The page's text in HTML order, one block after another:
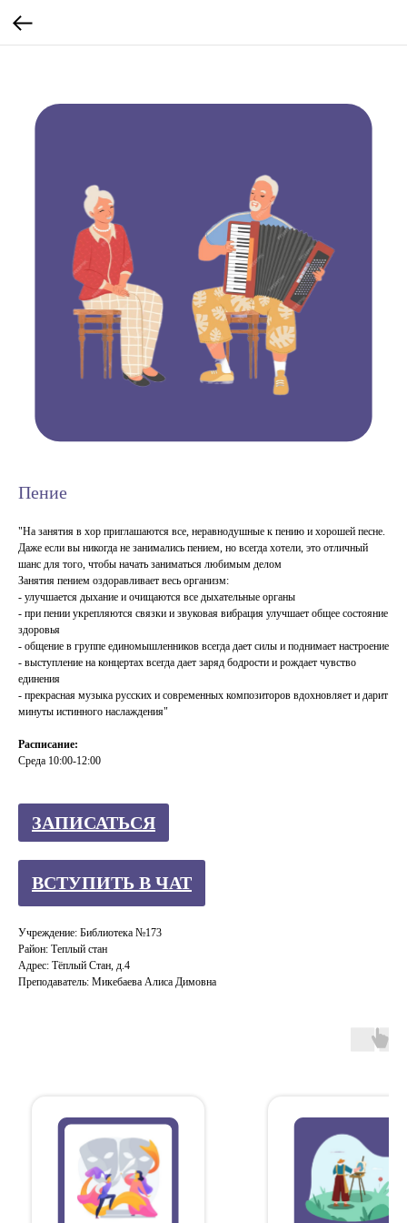
Пение
"На занятия в хор приглашаются все, неравнодушные к пению и хорошей песне.
Даже если вы никогда не занимались пением, но всегда хотели, это отличный
шанс для того, чтобы начать заниматься любимым делом
Занятия пением оздоравливает весь организм:
- улучшается дыхание и очищаются все дыхательные органы
- при пении укрепляются связки и звуковая вибрация улучшает общее состояние
здоровья
- общение в группе единомышленников всегда дает силы и поднимает настроение
- выступление на концертах всегда дает заряд бодрости и рождает чувство
единения
- прекрасная музыка русских и современных композиторов вдохновляет и дарит
минуты истинного наслаждения"
Расписание:
Среда 10:00-12:00
ЗАПИСАТЬСЯ
ВСТУПИТЬ В ЧАТ
Учреждение: Библиотека №173
Район: Теплый стан
Адрес: Тёплый Стан, д.4
Преподаватель: Микебаева Алиса Димовна